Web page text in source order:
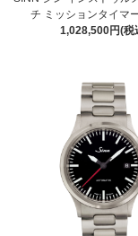
チ ミッションタイマ
1,028,500円(税